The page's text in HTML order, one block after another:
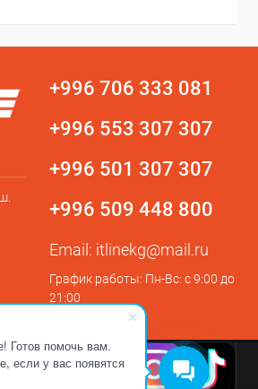
Готов помочь вам.
если у вас появятся
+996 706 333 081
+996 553 307 307
+996 501 307 307
+996 509 448 800
Email: itlinekg@mail.ru
График работы: Пн-Вс: с 9:00 до
21:00